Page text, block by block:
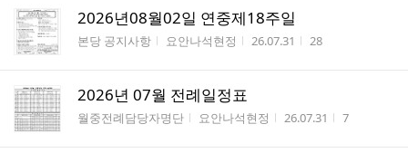
2026년08월02일 연중제18주일
게시판명
본당 공지사항 작성자
요안나석현정 작성시간
26.07.31 조회수
28
2026년 07월 전례일정표
게시판명
월중전례담당자명단 작성자
요안나석현정 작성시간
26.07.31 조회수
7